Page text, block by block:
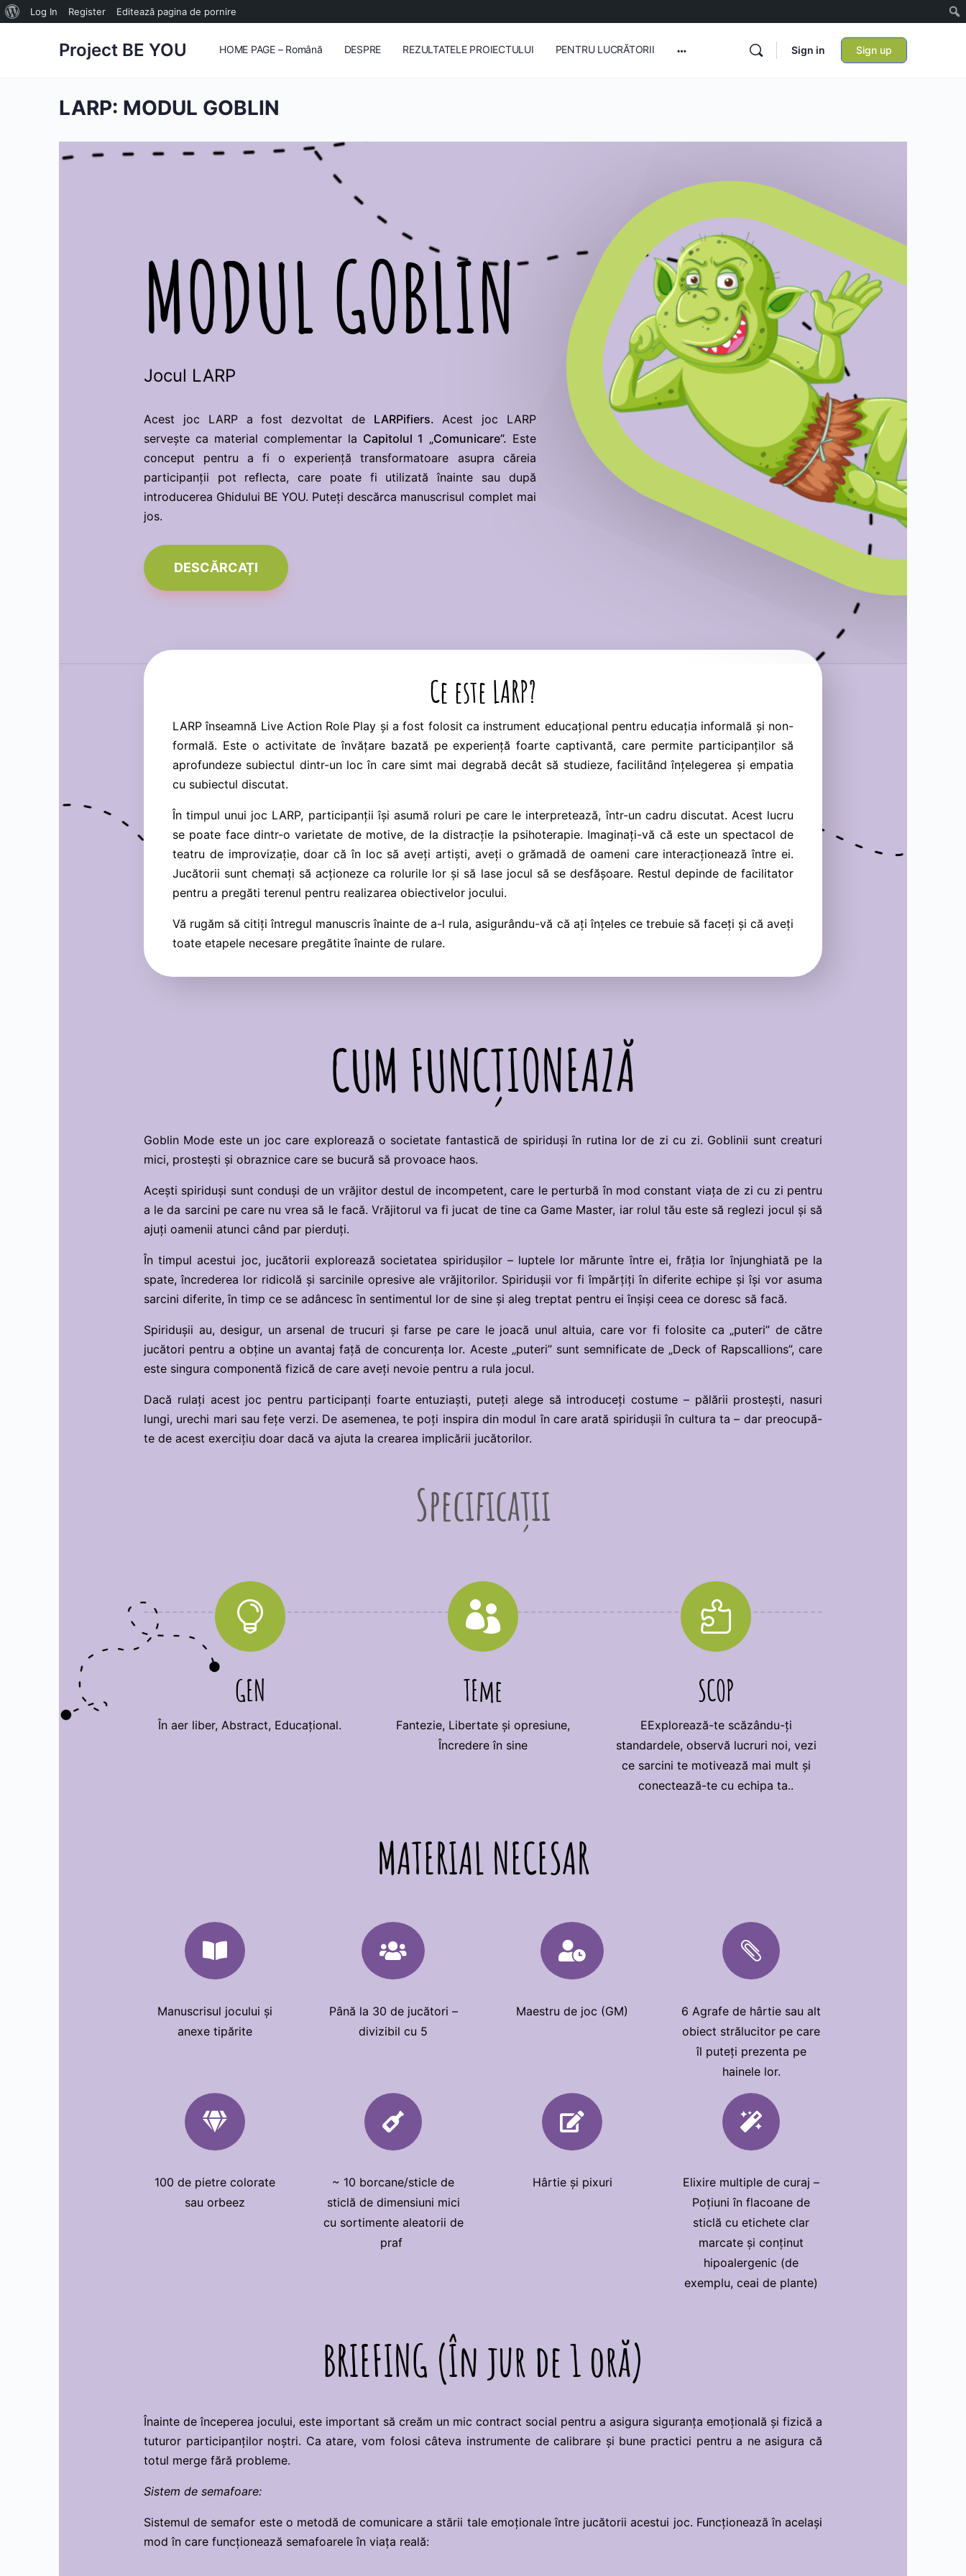
Despre
Log In Register Editează pagina de pornire
Project BE YOU HOME PAGE – Română DESPRE REZULTATELE PROIECTULUI PENTRU LUCRĂTORII Sign in Sign up
LARP: MODUL GOBLIN
MODUL GOBLIN
Jocul LARP
Acest joc LARP a fost dezvoltat de LARPifiers. Acest joc LARP
servește ca material complementar la Capitolul 1 „Comunicare”. Este
conceput pentru a fi o experiență transformatoare asupra căreia
participanții pot reflecta, care poate fi utilizată înainte sau după
introducerea Ghidului BE YOU. Puteți descărca manuscrisul complet mai
jos.
DESCĂRCAȚI
Ce este LARP?
LARP înseamnă Live Action Role Play și a fost folosit ca instrument educațional pentru educația informală și non-
formală. Este o activitate de învățare bazată pe experiență foarte captivantă, care permite participanților să
aprofundeze subiectul dintr-un loc în care simt mai degrabă decât să studieze, facilitând înțelegerea și empatia
cu subiectul discutat.
În timpul unui joc LARP, participanții își asumă roluri pe care le interpretează, într-un cadru discutat. Acest lucru
se poate face dintr-o varietate de motive, de la distracție la psihoterapie. Imaginați-vă că este un spectacol de
teatru de improvizație, doar că în loc să aveți artiști, aveți o grămadă de oameni care interacționează între ei.
Jucătorii sunt chemați să acționeze ca rolurile lor și să lase jocul să se desfășoare. Restul depinde de facilitator
pentru a pregăti terenul pentru realizarea obiectivelor jocului.
Vă rugăm să citiți întregul manuscris înainte de a-l rula, asigurându-vă că ați înțeles ce trebuie să faceți și că aveți
toate etapele necesare pregătite înainte de rulare.
CUM FUNCȚIONEAZĂ
Goblin Mode este un joc care explorează o societate fantastică de spiriduși în rutina lor de zi cu zi. Goblinii sunt creaturi
mici, prostești și obraznice care se bucură să provoace haos.
Acești spiriduși sunt conduși de un vrăjitor destul de incompetent, care le perturbă în mod constant viața de zi cu zi pentru
a le da sarcini pe care nu vrea să le facă. Vrăjitorul va fi jucat de tine ca Game Master, iar rolul tău este să reglezi jocul și să
ajuți oamenii atunci când par pierduți.
În timpul acestui joc, jucătorii explorează societatea spiridușilor – luptele lor mărunte între ei, frăția lor înjunghiată pe la
spate, încrederea lor ridicolă și sarcinile opresive ale vrăjitorilor. Spiridușii vor fi împărțiți în diferite echipe și își vor asuma
sarcini diferite, în timp ce se adâncesc în sentimentul lor de sine și aleg treptat pentru ei înșiși ceea ce doresc să facă.
Spiridușii au, desigur, un arsenal de trucuri și farse pe care le joacă unul altuia, care vor fi folosite ca „puteri” de către
jucători pentru a obține un avantaj față de concurența lor. Aceste „puteri” sunt semnificate de „Deck of Rapscallions”, care
este singura componentă fizică de care aveți nevoie pentru a rula jocul.
Dacă rulați acest joc pentru participanți foarte entuziaști, puteți alege să introduceți costume – pălării prostești, nasuri
lungi, urechi mari sau fețe verzi. De asemenea, te poți inspira din modul în care arată spiridușii în cultura ta – dar preocupă-
te de acest exercițiu doar dacă va ajuta la crearea implicării jucătorilor.
Specificații

GEN
În aer liber, Abstract, Educațional.

TEme
Fantezie, Libertate și opresiune,
Încredere în sine

SCOP
EExplorează-te scăzându-ți
standardele, observă lucruri noi, vezi
ce sarcini te motivează mai mult și
conectează-te cu echipa ta..
MATERIAL NECESAR

Manuscrisul jocului și
anexe tipărite

Până la 30 de jucători –
divizibil cu 5

Maestru de joc (GM)

6 Agrafe de hârtie sau alt
obiect strălucitor pe care
îl puteți prezenta pe
hainele lor.

100 de pietre colorate
sau orbeez

~ 10 borcane/sticle de
sticlă de dimensiuni mici
cu sortimente aleatorii de
praf

Hârtie și pixuri

Elixire multiple de curaj –
Poțiuni în flacoane de
sticlă cu etichete clar
marcate și conținut
hipoalergenic (de
exemplu, ceai de plante)
BRIEFING (În jur de 1 oră)
Înainte de începerea jocului, este important să creăm un mic contract social pentru a asigura siguranța emoțională și fizică a
tuturor participanților noștri. Ca atare, vom folosi câteva instrumente de calibrare și bune practici pentru a ne asigura că
totul merge fără probleme.
Sistem de semafoare:
Sistemul de semafor este o metodă de comunicare a stării tale emoționale între jucătorii acestui joc. Funcționează în același
mod în care funcționează semafoarele în viața reală: